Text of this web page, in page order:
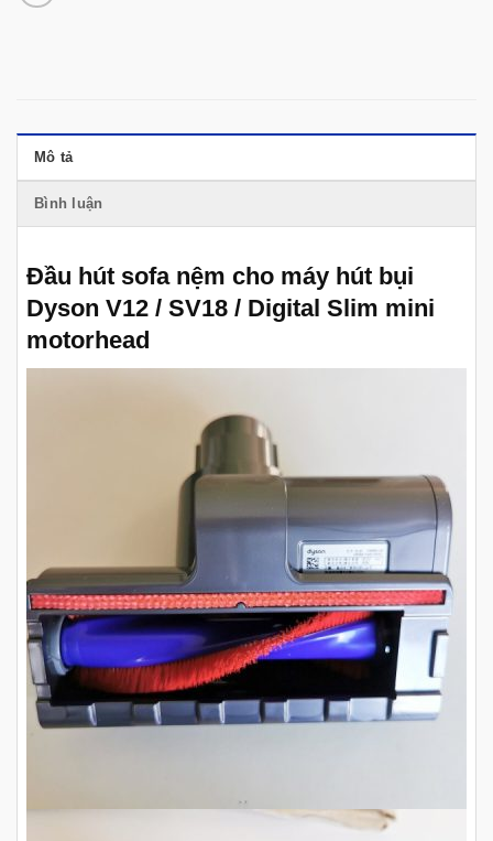
Mô tả
Bình luận
Đầu hút sofa nệm cho máy hút bụi
Dyson V12 / SV18 / Digital Slim mini
motorhead